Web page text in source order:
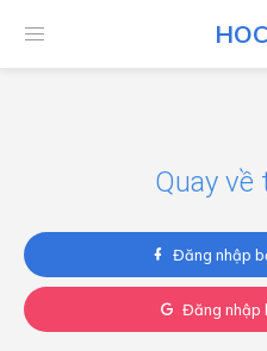
Quay về
Đăng nhập
Đăng nhập